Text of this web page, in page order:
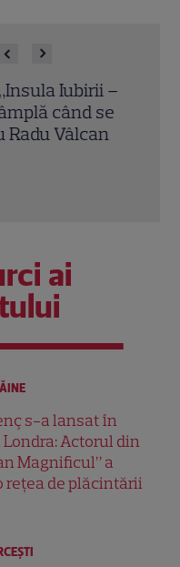
Iubirii –
când se
Vâlcan
ai
s-a lansat în
Actorul din
Magnificul” a
rețea de plăcintării